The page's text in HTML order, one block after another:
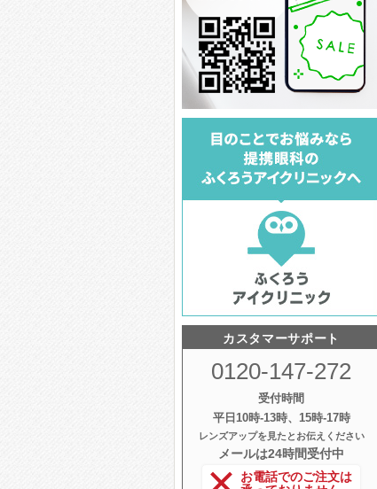
カスタマーサポート
0120-147-272
受付時間
平日10時‐13時、15時‐17時
レンズアップを見たとお伝えください
メールは24時間受付中
お電話でのご注文は